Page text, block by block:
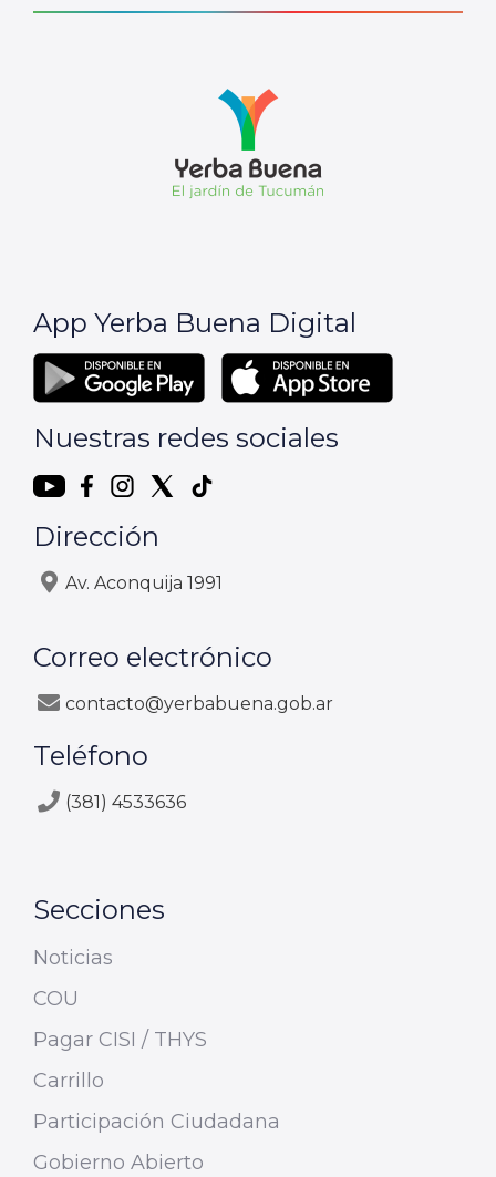
App Yerba Buena Digital
Nuestras redes sociales
Dirección
Av. Aconquija 1991
Correo electrónico
contacto@yerbabuena.gob.ar
Teléfono
(381) 4533636
Secciones
Noticias
COU
Pagar CISI / THYS
Carrillo
Participación Ciudadana
Gobierno Abierto